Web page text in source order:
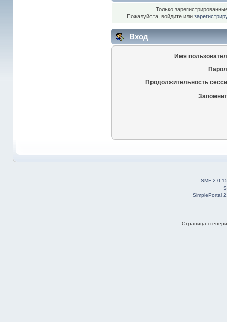
Только
Пожалуйста, войдите или
Вход
Имя
Продолжительность
SMF
SimplePortal
Страница